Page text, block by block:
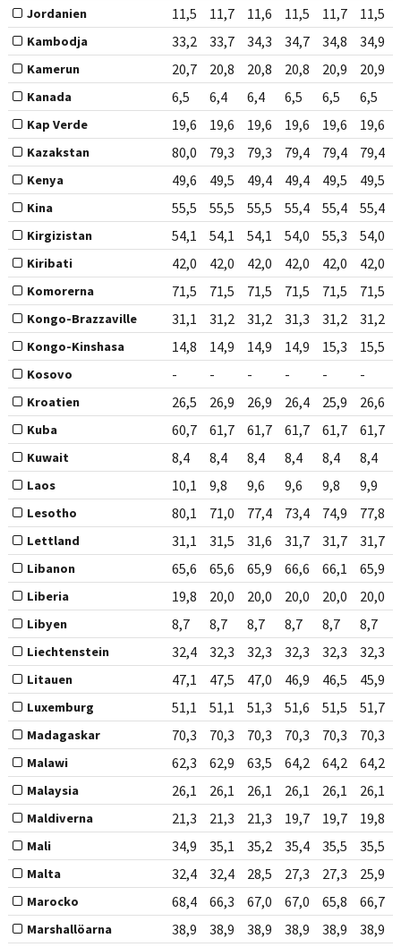
Jordanien 11,5 11,7 11,6 11,5 11,7 11,5
Kambodja 33,2 33,7 34,3 34,7 34,8 34,9
Kamerun 20,7 20,8 20,8 20,8 20,9 20,9
Kanada 6,5 6,4 6,4 6,5 6,5 6,5
Kap Verde 19,6 19,6 19,6 19,6 19,6 19,6
Kazakstan 80,0 79,3 79,3 79,4 79,4 79,4
Kenya 49,6 49,5 49,4 49,4 49,5 49,5
Kina 55,5 55,5 55,5 55,4 55,4 55,4
Kirgizistan 54,1 54,1 54,1 54,0 55,3 54,0
Kiribati 42,0 42,0 42,0 42,0 42,0 42,0
Komorerna 71,5 71,5 71,5 71,5 71,5 71,5
Kongo-Brazzaville 31,1 31,2 31,2 31,3 31,2 31,2
Kongo-Kinshasa 14,8 14,9 14,9 14,9 15,3 15,5
Kosovo - - - - - -
Kroatien 26,5 26,9 26,9 26,4 25,9 26,6
Kuba 60,7 61,7 61,7 61,7 61,7 61,7
Kuwait 8,4 8,4 8,4 8,4 8,4 8,4
Laos 10,1 9,8 9,6 9,6 9,8 9,9
Lesotho 80,1 71,0 77,4 73,4 74,9 77,8
Lettland 31,1 31,5 31,6 31,7 31,7 31,7
Libanon 65,6 65,6 65,9 66,6 66,1 65,9
Liberia 19,8 20,0 20,0 20,0 20,0 20,0
Libyen 8,7 8,7 8,7 8,7 8,7 8,7
Liechtenstein 32,4 32,3 32,3 32,3 32,3 32,3
Litauen 47,1 47,5 47,0 46,9 46,5 45,9
Luxemburg 51,1 51,1 51,3 51,6 51,5 51,7
Madagaskar 70,3 70,3 70,3 70,3 70,3 70,3
Malawi 62,3 62,9 63,5 64,2 64,2 64,2
Malaysia 26,1 26,1 26,1 26,1 26,1 26,1
Maldiverna 21,3 21,3 21,3 19,7 19,7 19,8
Mali 34,9 35,1 35,2 35,4 35,5 35,5
Malta 32,4 32,4 28,5 27,3 27,3 25,9
Marocko 68,4 66,3 67,0 67,0 65,8 66,7
Marshallöarna 38,9 38,9 38,9 38,9 38,9 38,9